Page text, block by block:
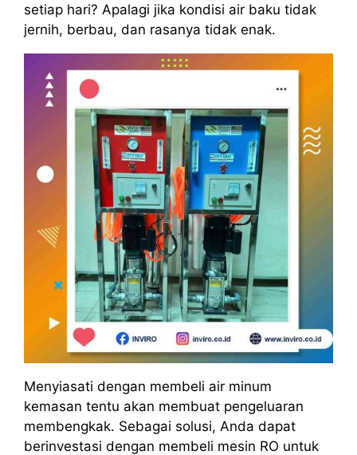
setiap hari? Apalagi jika kondisi air baku tidak
jernih, berbau, dan rasanya tidak enak.
Menyiasati dengan membeli air minum
kemasan tentu akan membuat pengeluaran
membengkak. Sebagai solusi, Anda dapat
berinvestasi dengan membeli mesin RO untuk